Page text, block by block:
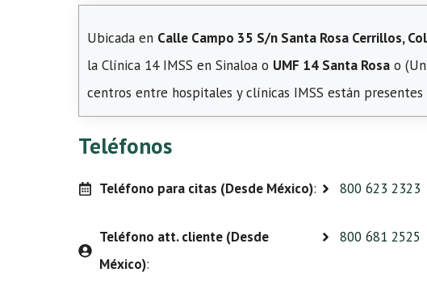
Ubicada en Calle Campo 35 S/n Santa Rosa Cerrillos,
la Clínica 14 IMSS en Sinaloa o UMF 14 Santa Rosa o
centros entre hospitales y clínicas IMSS están presentes
Teléfonos
Teléfono para citas (Desde México): 800 623 2323
Teléfono att. cliente (Desde
México):
800 681 2525